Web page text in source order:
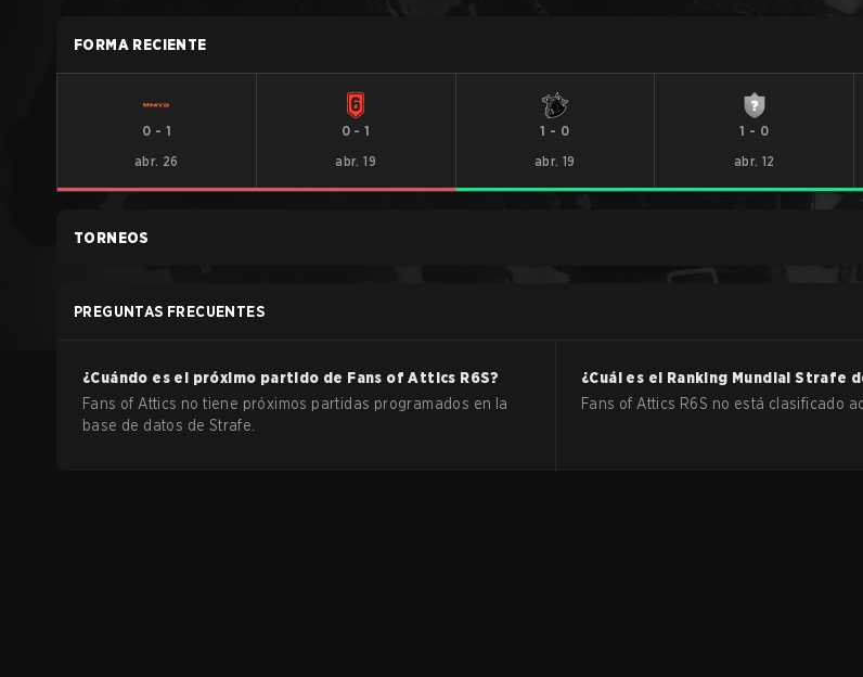
FORMA RECIENTE
0 - 1
abr. 26
0 -1
abr. 19
1 - 0
abr. 19
1 - 0
abr. 12
TORNEOS
PREGUNTAS FRECUENTES
¿Cuándo es el próximo partido de Fans of Attics R6S?
Fans of Attics no tiene próximos partidas programados en la
base de datos de Strafe.
¿Cuál es el Ranking Mundial Strafe
Fans of Attics R6S no está clasificado